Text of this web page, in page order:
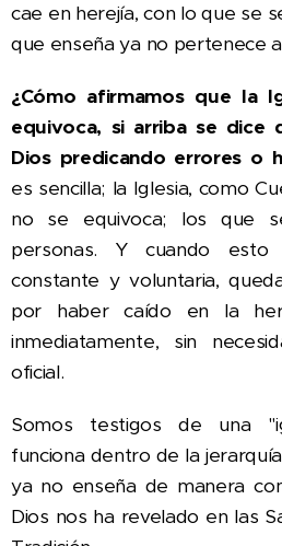
cae en herejía, con lo que se
que enseña ya no pertenece
¿Cómo afirmamos que la
equivoca, si arriba se dice
Dios predicando errores o
es sencilla; la Iglesia, como
no se equivoca; los que
personas. Y cuando
constante y voluntaria,
por haber caído en la
inmediatamente, sin
oficial.
Somos testigos de una
funciona dentro de la
ya no enseña de manera
Dios nos ha revelado en las